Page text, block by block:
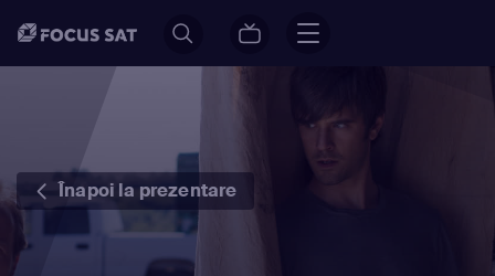
Înapoi la prezentare